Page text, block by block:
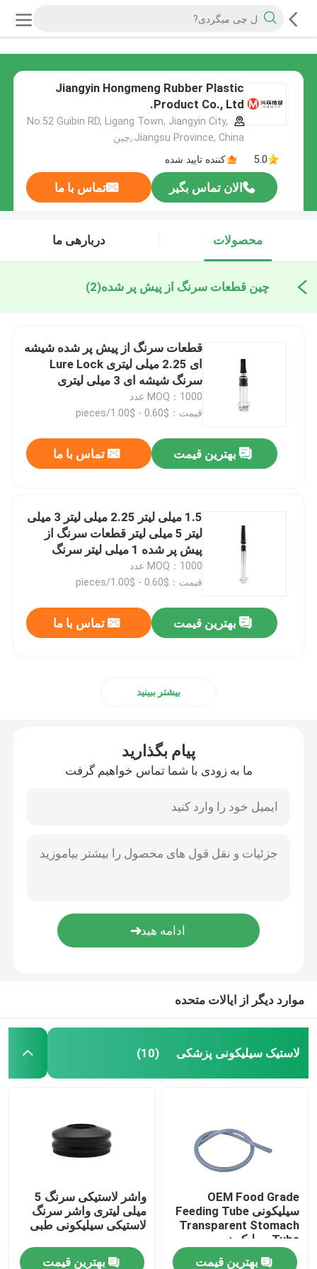
Jiangyin Hongmeng Rubber Plastic
Product Co., Ltd.
No.52 Guibin RD, Ligang Town, Jiangyin City,
Jiangsu Province, China.,چین
5.0
کننده تایید شده
الان تماس بگیر تماس با ما
محصولات دربارهی ما
چین قطعات سرنگ از پیش پر شده(2)
قطعات سرنگ از پیش پر شده شیشه
ای 2.25 میلی لیتری Lure Lock
سرنگ شیشه ای 3 میلی لیتری
MOQ：1000 عدد
قیمت：$0.60 - $1.00/pieces
بهترین قیمت تماس با ما
1.5 میلی لیتر 2.25 میلی لیتر 3 میلی
لیتر 5 میلی لیتر قطعات سرنگ از
پیش پر شده 1 میلی لیتر سرنگ
انسولین تایید CE
MOQ：1000 عدد
قیمت：$0.60 - $1.00/pieces
بهترین قیمت تماس با ما
بیشتر ببینید
پیام بگذارید
ما به زودی با شما تماس خواهیم گرفت
موارد دیگر از ایالات متحده
لاستیک سیلیکونی پزشکی (10)
OEM Food Grade
سیلیکونی Feeding Tube
Transparent Stomach
Tube سیلیکون
بهترین قیمت
واشر لاستیکی سرنگ 5
میلی لیتری واشر سرنگ
لاستیکی سیلیکونی طبی
بهترین قیمت